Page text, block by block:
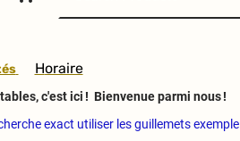
Horaire
c'est ici ! Bienvenue parmi nous !
exact utiliser les guillemets exemple